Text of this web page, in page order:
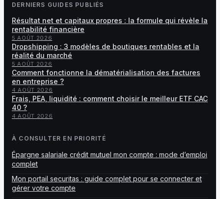
DERNIERS GUIDES PUBLIÉS
Résultat net et capitaux propres : la formule qui révèle la
rentabilité financière
5 AOÛT 2026
Dropshipping : 3 modèles de boutiques rentables et la
réalité du marché
5 AOÛT 2026
Comment fonctionne la dématérialisation des factures
en entreprise ?
4 AOÛT 2026
Frais, PEA, liquidité : comment choisir le meilleur ETF CAC
40 ?
4 AOÛT 2026
À CONSULTER EN PRIORITÉ
Épargne salariale crédit mutuel mon compte : mode d’emploi
complet
Mon portail securitas : guide complet pour se connecter et
gérer votre compte